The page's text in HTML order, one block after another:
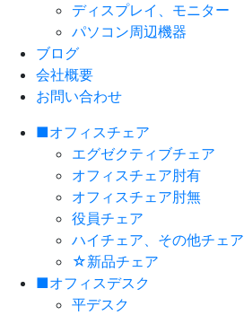
ディスプレイ、モニター
パソコン周辺機器
ブログ
会社概要
お問い合わせ
■オフィスチェア
エグゼクティブチェア
オフィスチェア肘有
オフィスチェア肘無
役員チェア
ハイチェア、その他チェア
☆新品チェア
■オフィスデスク
平デスク